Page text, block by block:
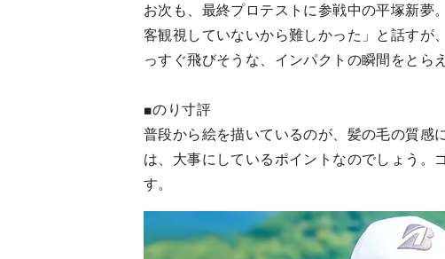
お次も、最終プロテストに参戦中の平塚新夢
客観視していないから難しかった」と話すが
っすぐ飛びそうな、インパクトの瞬間をとら
■のり寸評
普段から絵を描いているのが、髪の毛の質感
は、大事にしているポイントなのでしょう。
す。